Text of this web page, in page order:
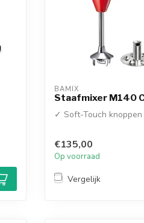
BAMIX
Staafmixer M140
✓ Soft-Touch knoppen
€135,00
Op voorraad
Vergelijk